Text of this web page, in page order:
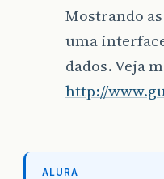
Mostrando
uma
dados. Veja
http://
ALURA